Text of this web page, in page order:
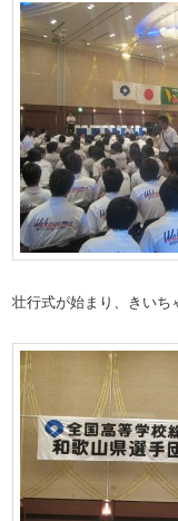
壮行式が始まり、きいち